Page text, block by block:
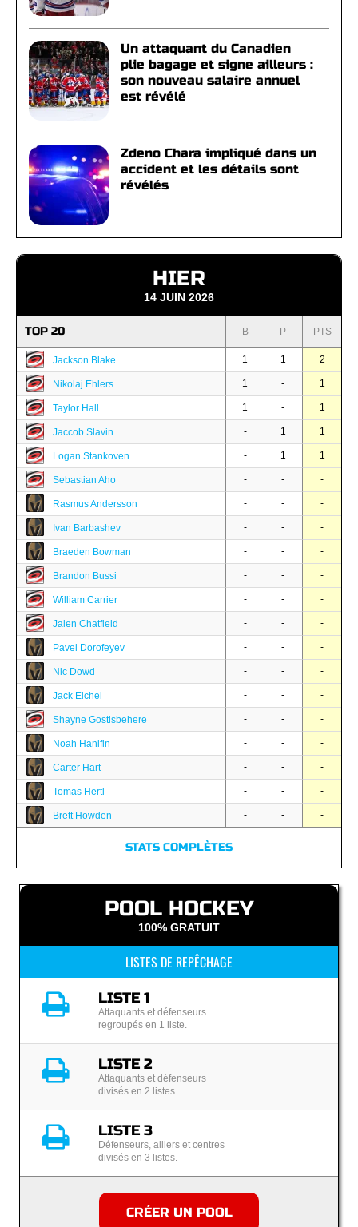
Un attaquant du Canadien
plie bagage et signe ailleurs :
son nouveau salaire annuel
est révélé
Zdeno Chara impliqué dans un
accident et les détails sont
révélés
HIER
14 JUIN 2026
TOP 20 B P PTS
Jackson Blake 1 1 2
Nikolaj Ehlers 1 - 1
Taylor Hall 1 - 1
Jaccob Slavin - 1 1
Logan Stankoven - 1 1
Sebastian Aho - - -
Rasmus Andersson - - -
Ivan Barbashev - - -
Braeden Bowman - - -
Brandon Bussi - - -
William Carrier - - -
Jalen Chatfield - - -
Pavel Dorofeyev - - -
Nic Dowd - - -
Jack Eichel - - -
Shayne Gostisbehere - - -
Noah Hanifin - - -
Carter Hart - - -
Tomas Hertl - - -
Brett Howden - - -
STATS COMPLÈTES
POOL HOCKEY
100% GRATUIT
LISTES DE REPÊCHAGE
LISTE 1
Attaquants et défenseurs
regroupés en 1 liste.
LISTE 2
Attaquants et défenseurs
divisés en 2 listes.
LISTE 3
Défenseurs, ailiers et centres
divisés en 3 listes.
CRÉER UN POOL